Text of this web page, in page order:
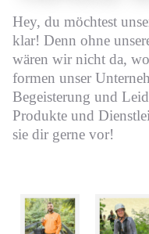
Hey, du möchtest
klar! Denn ohne
wären wir nicht da,
formen unser
Begeisterung und
Produkte und
sie dir gerne vor!